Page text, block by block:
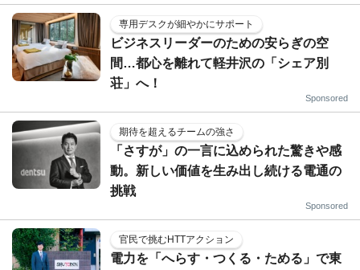
専用デスクが細やかにサポート
ビジネスリーダーのための安らぎの空
間…都心を離れて軽井沢の「シェア別
荘」へ！
Sponsored
期待を超えるチームの強さ
「さすが」の一言に込められた驚きや感
動。新しい価値を生み出し続ける電通の
挑戦
Sponsored
官民で挑むHTTアクション
電力を「へらす・つくる・ためる」で東